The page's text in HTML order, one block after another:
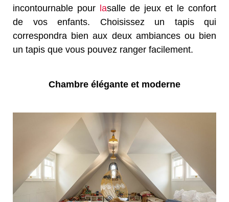
incontournable pour lasalle de jeux et le confort
de vos enfants. Choisissez un tapis qui
correspondra bien aux deux ambiances ou bien
un tapis que vous pouvez ranger facilement.
Chambre élégante et moderne